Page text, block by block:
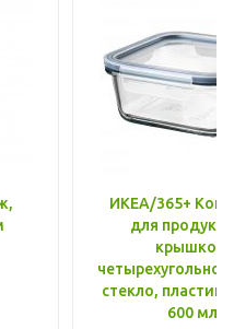
ИКЕА/365+
для
крышкой,
стекло, пластик
600 мл